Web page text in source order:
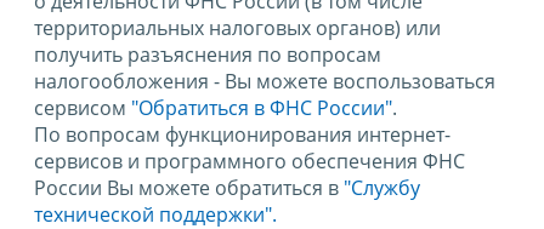
территориальных налоговых органов) или
получить разъяснения по вопросам
налогообложения - Вы можете воспользоваться
сервисом "Обратиться в ФНС России".
По вопросам функционирования интернет-
сервисов и программного обеспечения ФНС
России Вы можете обратиться в "Службу
технической поддержки".